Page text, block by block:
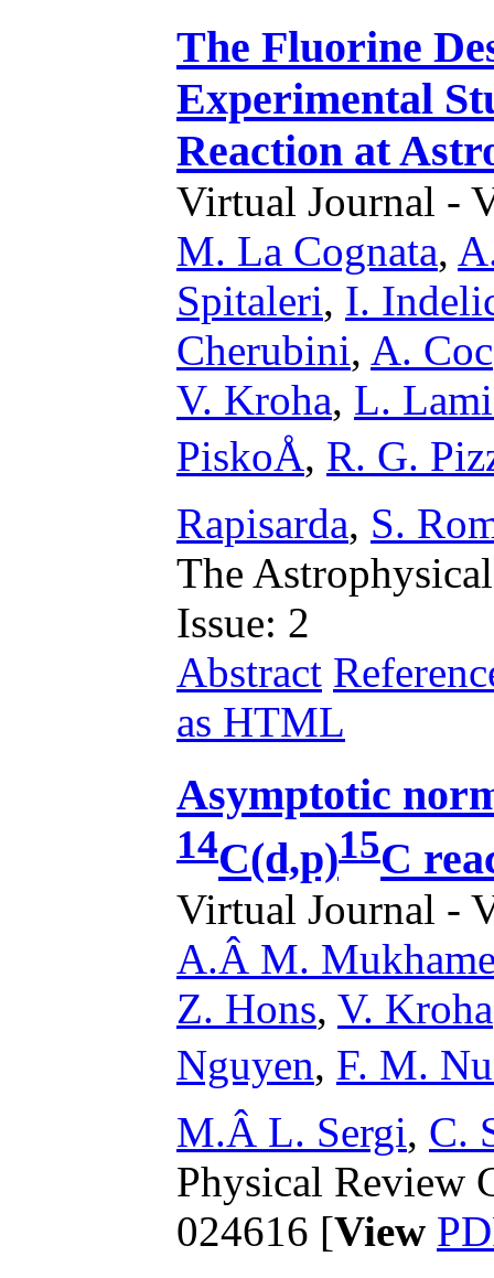
The Fluorine
Experimental
Reaction at
Virtual Journal -
M. La Cognata,
Spitaleri, I.
Cherubini, A. Coc
V. Kroha, L.
PiskoÅ, R. G.
Rapisarda, S.
The
Issue: 2
Abstract
as HTML
Asymptotic
14C(d,p)15C
Virtual Journal -
A.Â M.
Z. Hons, V. Kroha
Nguyen, F. M.
M.Â L. Sergi, C.
Physical Review
024616 [View